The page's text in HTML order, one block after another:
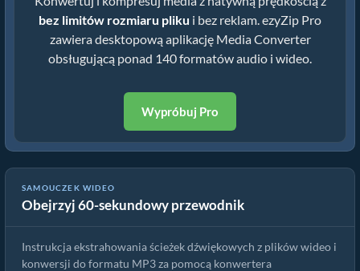
bez limitów rozmiaru pliku i bez reklam. ezyZip Pro
zawiera desktopową aplikację Media Converter
obsługującą ponad 140 formatów audio i wideo.
Wypróbuj Pro
SAMOUCZEK WIDEO
Obejrzyj 60-sekundowy przewodnik
Jak konwertować pliki voc online za darmo
Instrukcja ekstrahowania ścieżek dźwiękowych z plików wideo i
konwersji do formatu MP3 za pomocą konwertera